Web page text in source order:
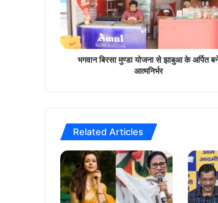
बि
र
मु
ण्डा
से
आ
के
र्पि
त
ब
ने
आ
भगवान बिरसा मुण्डा योजना से झाबुआ के अर्पित
आत्मनिर्भर
Related Articles